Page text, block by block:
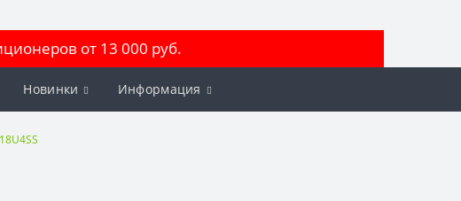
от 13 000 руб.
Новинки Информация